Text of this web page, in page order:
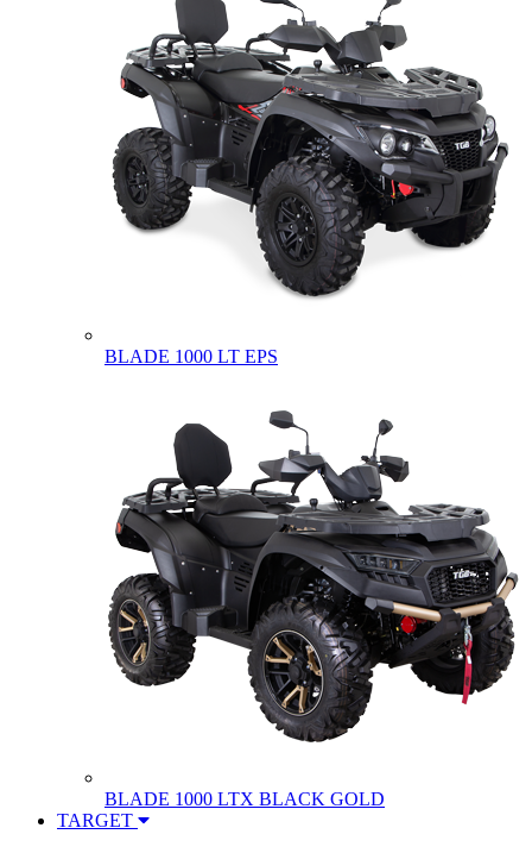
BLADE 1000 LT EPS
BLADE 1000 LTX BLACK GOLD
TARGET